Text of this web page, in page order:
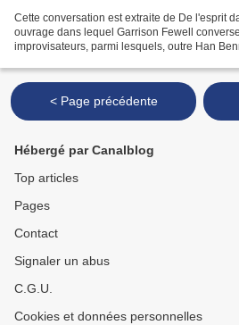
Cette conversation est extraite de De l'esprit
ouvrage dans lequel Garrison Fewell
improvisateurs, parmi lesquels, outre Han
< Page précédente
Hébergé par Canalblog
Top articles
Pages
Contact
Signaler un abus
C.G.U.
Cookies et données personnelles